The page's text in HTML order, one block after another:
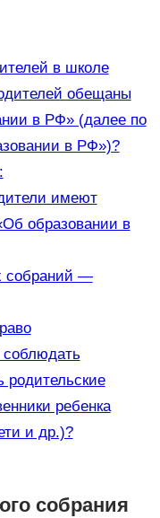
в школе
обещаны
в РФ» (далее по
в РФ»)?
имеют
образовании в
собраний —
ребенка
и др.)?
собрания